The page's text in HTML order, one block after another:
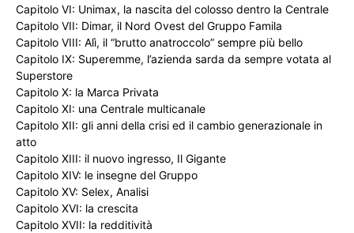
Capitolo VI: Unimax, la nascita del colosso dentro la Centrale
Capitolo VII: Dimar, il Nord Ovest del Gruppo Famila
Capitolo VIII: Alì, il “brutto anatroccolo” sempre più bello
Capitolo IX: Superemme, l’azienda sarda da sempre votata al
Superstore
Capitolo X: la Marca Privata
Capitolo XI: una Centrale multicanale
Capitolo XII: gli anni della crisi ed il cambio generazionale in
atto
Capitolo XIII: il nuovo ingresso, Il Gigante
Capitolo XIV: le insegne del Gruppo
Capitolo XV: Selex, Analisi
Capitolo XVI: la crescita
Capitolo XVII: la redditività